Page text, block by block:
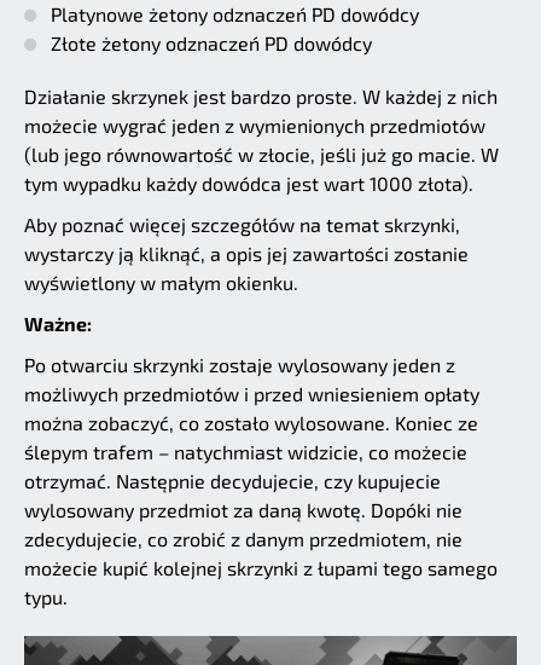
Platynowe żetony odznaczeń PD dowódcy
Złote żetony odznaczeń PD dowódcy
Działanie skrzynek jest bardzo proste. W każdej z nich
możecie wygrać jeden z wymienionych przedmiotów
(lub jego równowartość w złocie, jeśli już go macie. W
tym wypadku każdy dowódca jest wart 1000 złota).
Aby poznać więcej szczegółów na temat skrzynki,
wystarczy ją kliknąć, a opis jej zawartości zostanie
wyświetlony w małym okienku.
Ważne:
Po otwarciu skrzynki zostaje wylosowany jeden z
możliwych przedmiotów i przed wniesieniem opłaty
można zobaczyć, co zostało wylosowane. Koniec ze
ślepym trafem – natychmiast widzicie, co możecie
otrzymać. Następnie decydujecie, czy kupujecie
wylosowany przedmiot za daną kwotę. Dopóki nie
zdecydujecie, co zrobić z danym przedmiotem, nie
możecie kupić kolejnej skrzynki z łupami tego samego
typu.